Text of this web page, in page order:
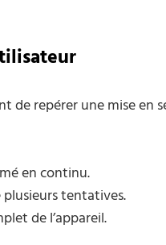
de repérer une mise en
en continu.
tentatives.
de l’appareil.